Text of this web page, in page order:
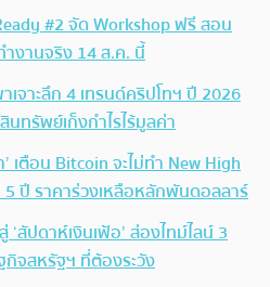
#2 จัด Workshop ฟรี สอน
ำงานจริง 14 ส.ค. นี้
เจาะลึก 4 เทรนด์คริปโทฯ ปี 2026
ทรัพย์เก็งกำไรไร้มูลค่า
เตือน Bitcoin จะไม่ทำ New High
5 ปี ราคาร่วงเหลือหลักพันดอลลาร์
‘สัปดาห์เงินเฟ้อ’ ส่องไทม์ไลน์ 3
กิจสหรัฐฯ ที่ต้องระวัง